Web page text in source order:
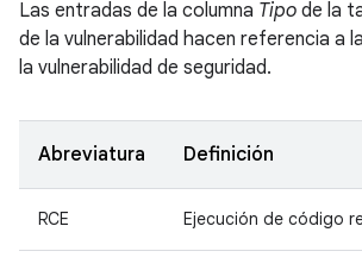
Las entradas de la columna Tipo de la
de la vulnerabilidad hacen referencia a
la vulnerabilidad de seguridad.
Abreviatura Definición
RCE Ejecución de código